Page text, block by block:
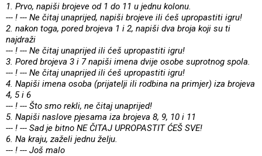
1. Prvo, napiši brojeve od 1 do 11 u jednu kolonu.
--- ! --- Ne čitaj unaprijed, napiši brojeve ili ćeš upropastiti igru!
2. nakon toga, pored brojeva 1 i 2, napiši dva broja koji su ti
najdraži
--- ! --- Ne čitaj unaprijed ili ćeš upropastiti igru!
3. Pored brojeva 3 i 7 napiši imena dvije osobe suprotnog spola.
--- ! --- Ne čitaj unaprijed ili ćeš upropastiti igru!
4. Napiši imena osoba (prijatelji ili rodbina na primjer) iza brojeva
4, 5 i 6
--- ! --- Što smo rekli, ne čitaj unaprijed!
5. Napiši naslove pjesama iza brojeva 8, 9, 10 i 11
--- ! --- Sad je bitno NE ČITAJ UPROPASTIT ĆEŠ SVE!
6. Na kraju, zaželi jednu želju.
--- ! --- Još malo